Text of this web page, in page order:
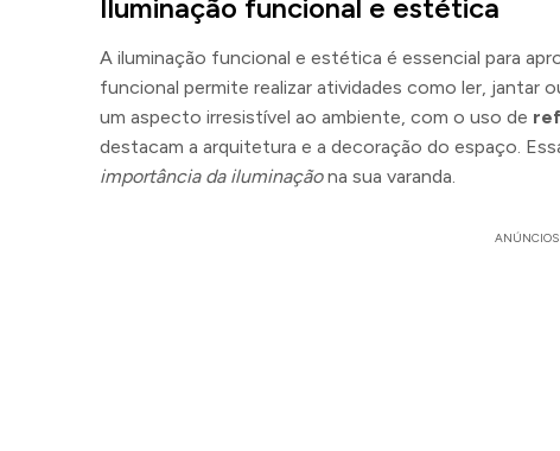
Iluminação funcional e estética
A iluminação funcional e estética é essencial para
funcional permite realizar atividades como ler, jantar
um aspecto irresistível ao ambiente, com o uso de
destacam a arquitetura e a decoração do espaço.
importância da iluminaçãona sua varanda.
ANÚNCIOS